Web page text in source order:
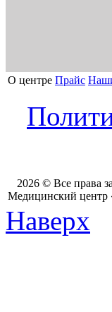
О центре Прайс
2026 © Все права
Медицинский центр
Наверх